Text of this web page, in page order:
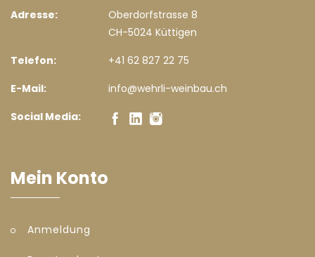
Adresse:
Oberdorfstrasse 8
CH-5024 Küttigen
Telefon:
+41 62 827 22 75
E-Mail:
info@wehrli-weinbau.ch
Social Media:
Mein Konto
Anmeldung